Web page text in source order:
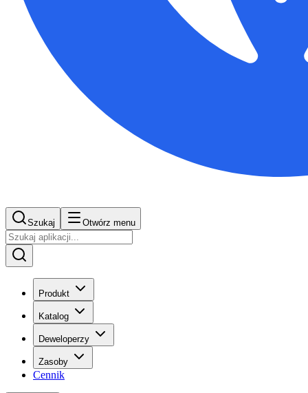
Szukaj Otwórz menu
Produkt
Katalog
Deweloperzy
Zasoby
Cennik